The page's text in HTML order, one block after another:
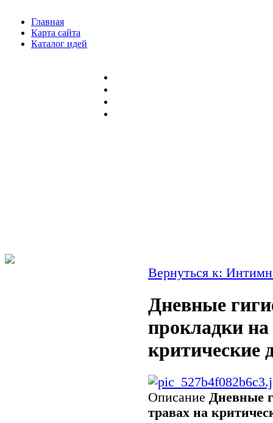
Главная
Карта сайта
Каталог идей
Вернуться к:
Дневные
прокладки на
критические
Описание Дневные
травах на